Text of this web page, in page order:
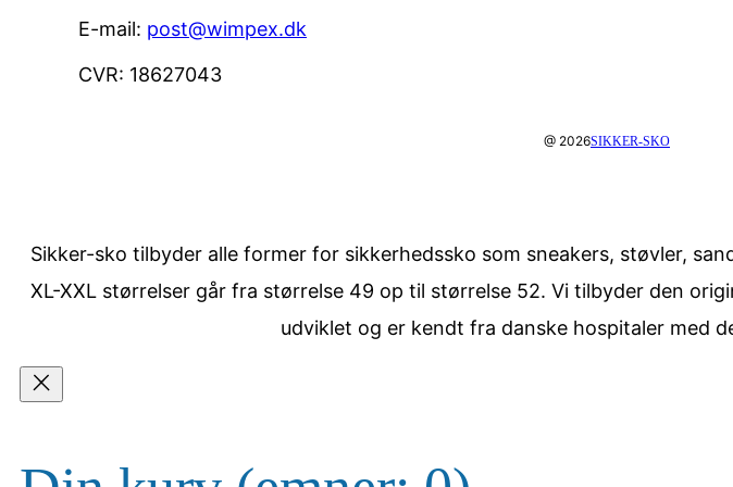
E-mail: post@wimpex.dk
CVR: 18627043
@ 2026SIKKER-SKO
Sikker-sko tilbyder alle former for sikkerhedssko som sneakers, støvler,
XL-XXL størrelser går fra størrelse 49 op til størrelse 52. Vi tilbyder den
udviklet og er kendt fra danske hospitaler med